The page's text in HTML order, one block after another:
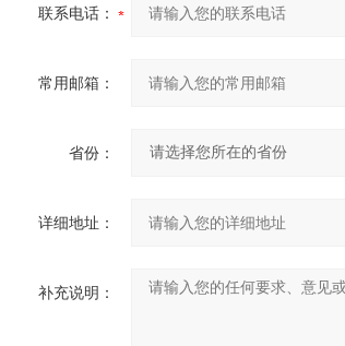
联系电话：
常用邮箱：
省份：
详细地址：
补充说明：